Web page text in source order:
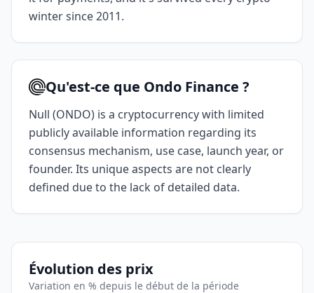
winter since 2011.
Qu'est-ce que Ondo Finance ?
Null (ONDO) is a cryptocurrency with limited
publicly available information regarding its
consensus mechanism, use case, launch year, or
founder. Its unique aspects are not clearly
defined due to the lack of detailed data.
Évolution des prix
Variation en % depuis le début de la période